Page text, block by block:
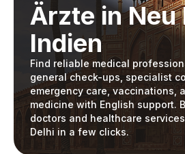
Ärzte in Neu
Indien
Find reliable medical
general check-ups, specialist
emergency care, vaccinations,
medicine with English support.
doctors and healthcare
Delhi in a few clicks.